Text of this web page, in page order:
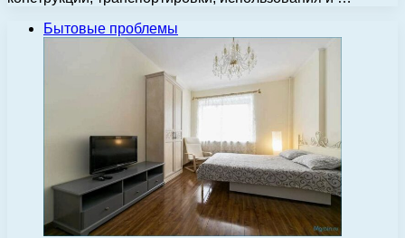
Бытовые проблемы